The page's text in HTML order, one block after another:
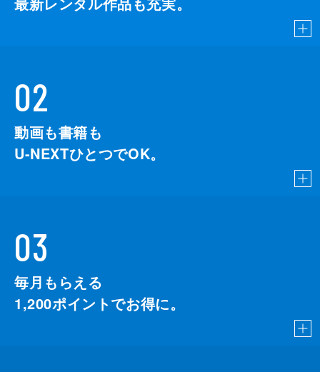
02
動画も書籍も
U-NEXTひとつでOK。
03
毎月もらえる
1,200ポイントでお得に。